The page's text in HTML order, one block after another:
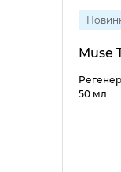
Muse
50 мл